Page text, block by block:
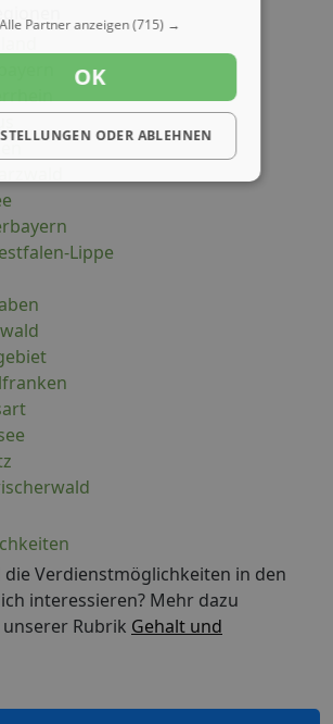
Lippe
die Verdienstmöglichkeiten in den
interessieren? Mehr dazu
Rubrik Gehalt und
Alle Partner anzeigen(715) →
OK
ODER ABLEHNEN